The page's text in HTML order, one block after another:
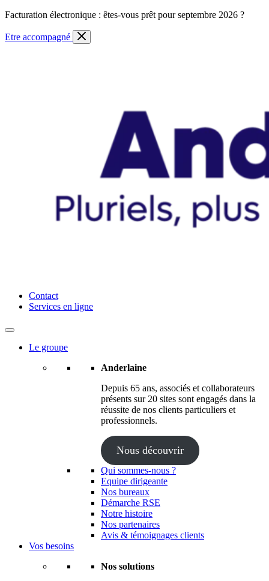
Skip
content
Facturation électronique : êtes-vous prêt pour septembre 2026 ?
Etre accompagné
Anderlaine | Conseil – Expert comptable – Avocat – Audit
Contact
Services en ligne
Le groupe
Anderlaine
Depuis 65 ans, associés et collaborateurs
présents sur 20 sites sont engagés dans la
réussite de nos clients particuliers et
professionnels.
Nous découvrir
Qui sommes-nous ?
Equipe dirigeante
Nos bureaux
Démarche RSE
Notre histoire
Nos partenaires
Avis & témoignages clients
Vos besoins
Nos solutions